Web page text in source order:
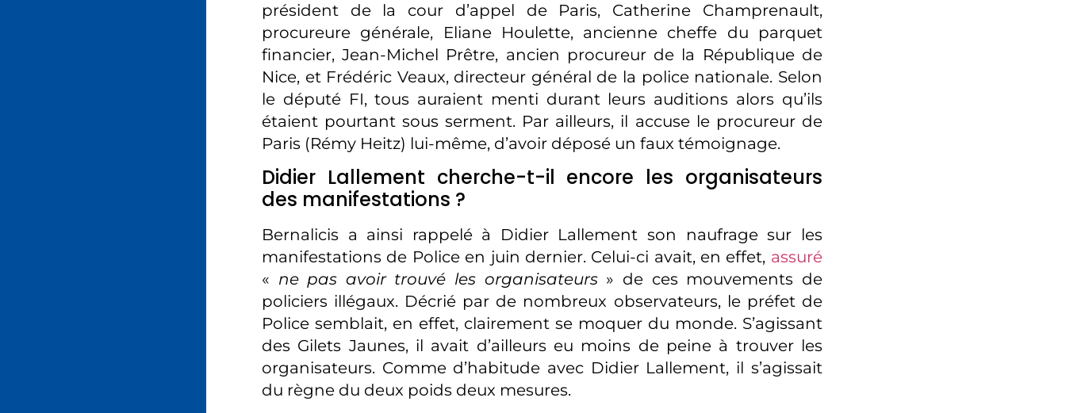
président de la cour d’appel de Paris, Catherine Champrenault,
procureure générale, Eliane Houlette, ancienne cheffe du parquet
financier, Jean-Michel Prêtre, ancien procureur de la République de
Nice, et Frédéric Veaux, directeur général de la police nationale. Selon
le député FI, tous auraient menti durant leurs auditions alors qu’ils
étaient pourtant sous serment. Par ailleurs, il accuse le procureur de
Paris (Rémy Heitz) lui-même, d’avoir déposé un faux témoignage.
Didier Lallement cherche-t-il encore les organisateurs
des manifestations ?
Bernalicis a ainsi rappelé à Didier Lallement son naufrage sur les
manifestations de Police en juin dernier. Celui-ci avait, en effet, assuré
« ne pas avoir trouvé les organisateurs» de ces mouvements de
policiers illégaux. Décrié par de nombreux observateurs, le préfet de
Police semblait, en effet, clairement se moquer du monde. S’agissant
des Gilets Jaunes, il avait d’ailleurs eu moins de peine à trouver les
organisateurs. Comme d’habitude avec Didier Lallement, il s’agissait
du règne du deux poids deux mesures.